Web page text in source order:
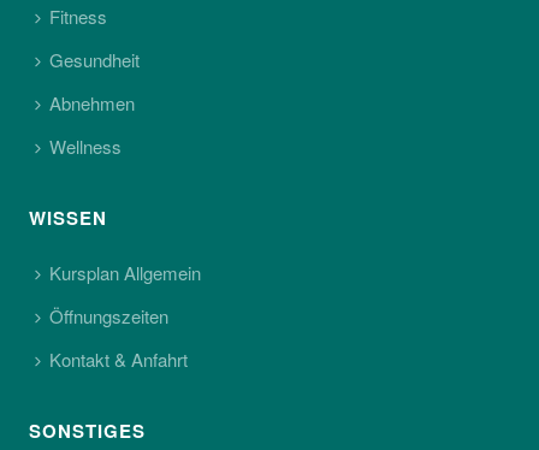
Fitness
Gesundheit
Abnehmen
Wellness
WISSEN
Kursplan Allgemein
Öffnungszeiten
Kontakt & Anfahrt
SONSTIGES